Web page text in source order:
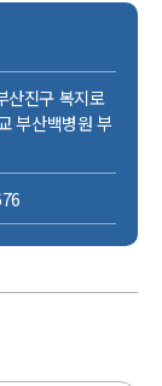
산진구 복지로
부산백병원 부